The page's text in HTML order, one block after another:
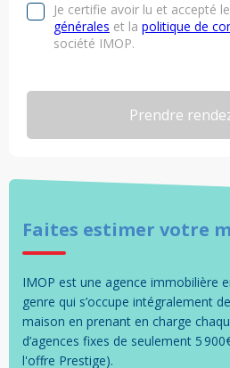
Faites estimer votre
IMOP est une agence immobilière
genre qui s’occupe intégralement
maison en prenant en charge
d’agences fixes de seulement 5
l'offre Prestige).
Je certifie avoir lu et accepté
générales et la politique de
société IMOP.